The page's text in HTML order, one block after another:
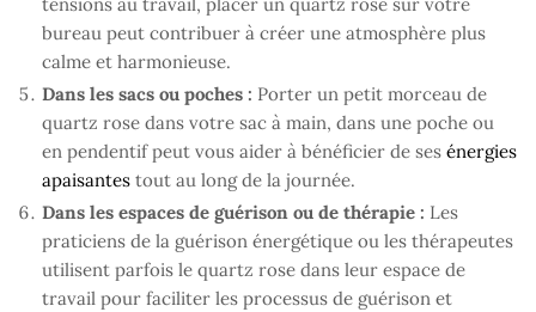
bureau peut contribuer à créer une atmosphère plus
calme et harmonieuse.
Dans les sacs ou poches : Porter un petit morceau de
quartz rose dans votre sac à main, dans une poche ou
en pendentif peut vous aider à bénéficier de ses énergies
apaisantes tout au long de la journée.
Dans les espaces de guérison ou de thérapie : Les
praticiens de la guérison énergétique ou les thérapeutes
utilisent parfois le quartz rose dans leur espace de
travail pour faciliter les processus de guérison et